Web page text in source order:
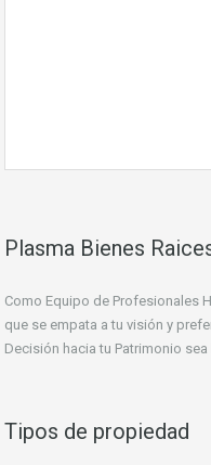
Plasma Bienes
Como Equipo de Profesionales
que se empata a tu visión y
Decisión hacia tu Patrimonio sea
Tipos de propiedad